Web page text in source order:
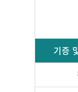
기증